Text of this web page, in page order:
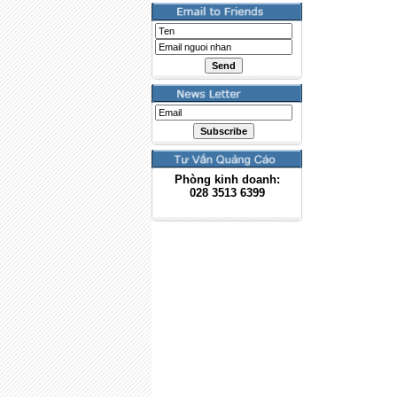
Phòng kinh doanh:
028 3513 6399